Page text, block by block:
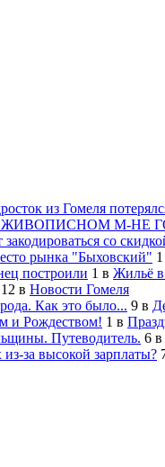
из Гомеля
М-НЕ
со
рынка "Быховский" 1
построили 1 в Жильё
12 в Новости Гомеля
Как это было... 9 в
и Рождеством! 1 в
Путеводитель. 6 в
за высокой зарплаты?